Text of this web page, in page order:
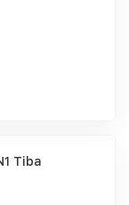
Tiba